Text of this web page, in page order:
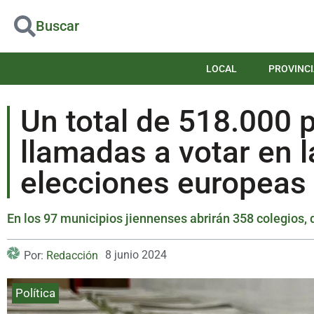
Buscar
LOCAL
Un total de 518.000
llamadas a votar en
elecciones europeas
En los 97 municipios jiennenses abrirán 358
Por: Redacción 8 junio 2024
Política